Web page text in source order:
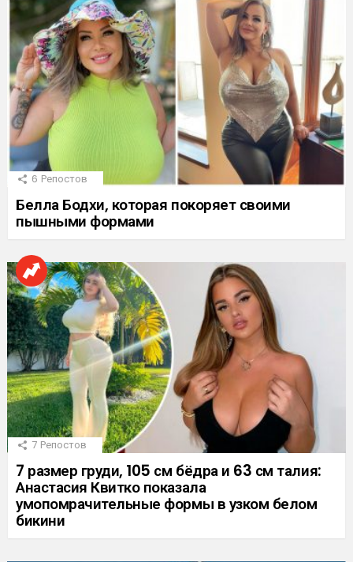
6 Репостов
Белла Бодхи, которая покоряет своими
пышными формами
7 Репостов
7 размер груди, 105 см бёдра и 63 см талия:
Анастасия Квитко показала
умопомрачительные формы в узком белом
бикини